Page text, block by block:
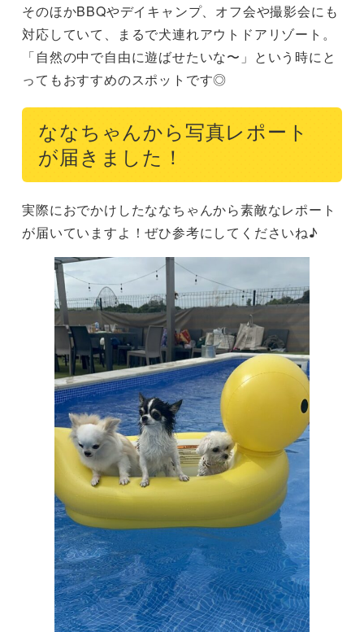
そのほかBBQやデイキャンプ、オフ会や撮影会にも
対応していて、まるで犬連れアウトドアリゾート。
「自然の中で自由に遊ばせたいな〜」という時にと
ってもおすすめのスポットです◎
ななちゃんから写真レポート
が届きました！
実際におでかけしたななちゃんから素敵なレポート
が届いていますよ！ぜひ参考にしてくださいね♪